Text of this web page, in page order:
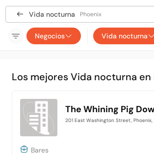
Vida nocturna Phoenix
Negocios Vida nocturna
Los mejores Vida nocturna en
The Whining Pig
201 East Washington Street,
Bares